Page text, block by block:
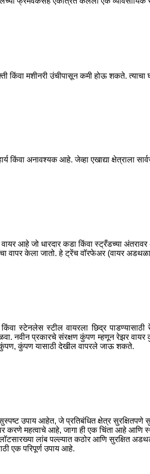
किंवा मशीनरी उंचीपासून कमी होऊ शकते.
अनावश्यक आहे. जेव्हा एखाद्या क्षेत्राला
आहे जो धारदार कडा किंवा स्ट्रँडच्या
वापर केला जातो. हे ट्रेंच वॉरफेअर (वायर
स्टेनलेस स्टील वायरला छिद्र
नवीन प्रकारचे संरक्षण कुंपण म्हणून रेझर
कुंपण, कुंपण यासाठी देखील वापरले जाऊ शकते.
उपाय आहेत, जे प्रतिबंधित क्षेत्र सुरक्षितपणे
करणे महत्वाचे आहे, जागा ही एक चिंता आहे
लांब पल्ल्यात कठोर आणि सुरक्षित
एक परिपूर्ण उपाय आहे.